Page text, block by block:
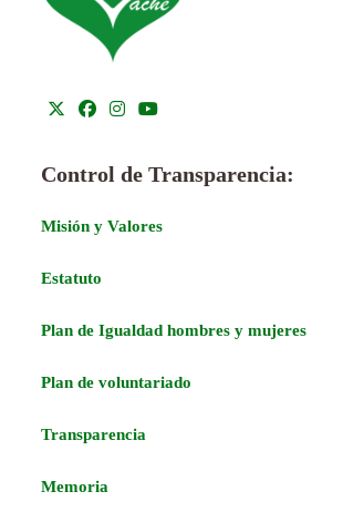
Control de Transparencia:
Misión y Valores
Estatuto
Plan de Igualdad hombres y mujeres
Plan de voluntariado
Transparencia
Memoria